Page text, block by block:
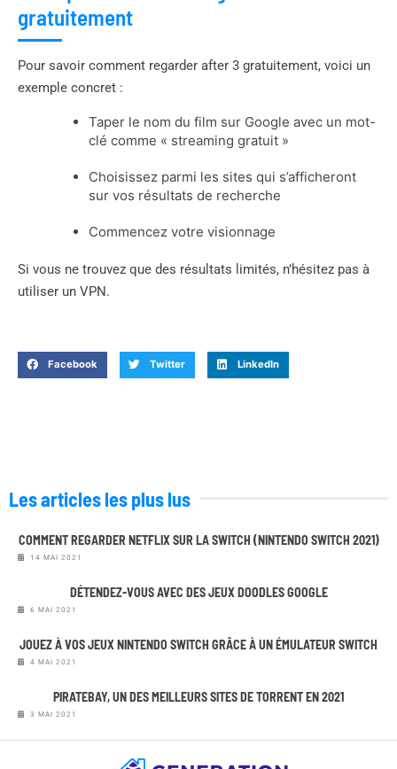
gratuitement
Pour savoir comment regarder after 3 gratuitement, voici un
exemple concret :
Taper le nom du film sur Google avec un mot-
clé comme « streaming gratuit »
Choisissez parmi les sites qui s’afficheront
sur vos résultats de recherche
Commencez votre visionnage
Si vous ne trouvez que des résultats limités, n’hésitez pas à
utiliser un VPN.
Facebook Twitter LinkedIn
Les articles les plus lus
COMMENT REGARDER NETFLIX SUR LA SWITCH (NINTENDO SWITCH 2021)
14 MAI 2021
DÉTENDEZ-VOUS AVEC DES JEUX DOODLES GOOGLE
6 MAI 2021
JOUEZ À VOS JEUX NINTENDO SWITCH GRÂCE À UN ÉMULATEUR SWITCH
4 MAI 2021
PIRATEBAY, UN DES MEILLEURS SITES DE TORRENT EN 2021
3 MAI 2021